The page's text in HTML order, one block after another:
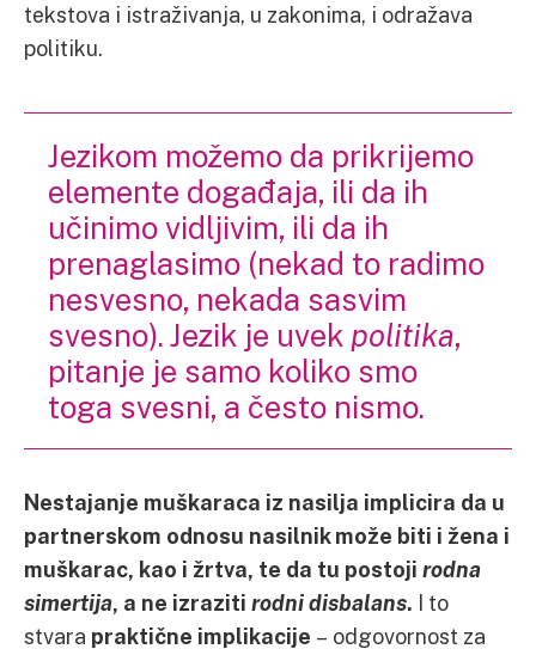
tekstova i istraživanja, u zakonima, i odražava
politiku.
Jezikom možemo da prikrijemo
elemente događaja, ili da ih
učinimo vidljivim, ili da ih
prenaglasimo (nekad to radimo
nesvesno, nekada sasvim
svesno). Jezik je uvek politika,
pitanje je samo koliko smo
toga svesni, a često nismo.
Nestajanje muškaraca iz nasilja implicira da u
partnerskom odnosu nasilnik može biti i žena i
muškarac, kao i žrtva, te da tu postoji rodna
simertija, a ne izraziti rodni disbalans. I to
stvara praktične implikacije – odgovornost za